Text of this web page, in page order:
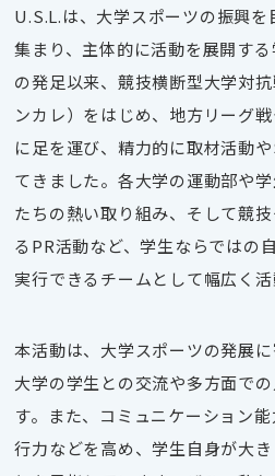
U.S.L.は、大学スポーツの振興
集まり、主体的に活動を展開す
の発足以来、競技横断型大学対
ンカレ）をはじめ、地方リーグ
に足を運び、精力的に取材活動
てきました。各大学の運動部や
たちの熱い取り組み、そして競
るPR活動など、学生ならではの
実行できるチームとして幅広く活
本活動は、大学スポーツの発展
大学の学生との交流や多方面で
す。また、コミュニケーション
行力などを高め、学生自身が大